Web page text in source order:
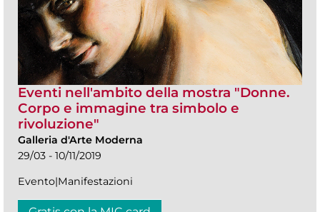
Eventi nell'ambito della mostra "Donne.
Corpo e immagine tra simbolo e
rivoluzione"
Galleria d'Arte Moderna
29/03 - 10/11/2019
Evento|Manifestazioni